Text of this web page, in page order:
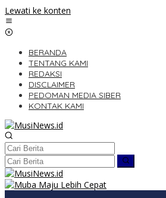
Lewati ke konten
BERANDA
TENTANG KAMI
REDAKSI
DISCLAIMER
PEDOMAN MEDIA SIBER
KONTAK KAMI